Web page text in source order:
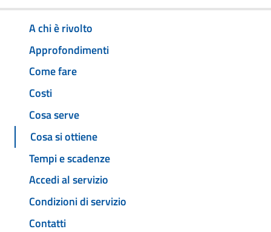
A chi è rivolto
Approfondimenti
Come fare
Costi
Cosa serve
Cosa si ottiene
Tempi e scadenze
Accedi al servizio
Condizioni di servizio
Contatti